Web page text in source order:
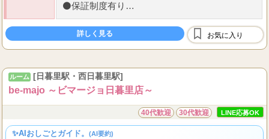
⚫保証制度有り
⚫罰金やノルマなど、もちろんございません！
もちろんノルマもございません！
毎...
詳しく見る お気に入り
ルーム [日暮里駅・西日暮里駅]
be-majo ～ビマージョ日暮里店～
40代歓迎 30代歓迎 LINE応募OK
✨AIおしごとガイド。 (AI要約)